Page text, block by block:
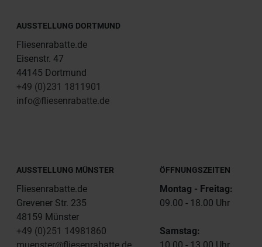
AUSSTELLUNG DORTMUND
Fliesenrabatte.de
Eisenstr. 47
44145 Dortmund
+49 (0)231 1811901
info@fliesenrabatte.de
AUSSTELLUNG MÜNSTER
Fliesenrabatte.de
Grevener Str. 235
48159 Münster
+49 (0)251 14981860
muenster@fliesenrabatte.de
ÖFFNUNGSZEITEN
Montag - Freitag:
09.00 - 18.00 Uhr
Samstag:
10.00 - 13.00 Uhr